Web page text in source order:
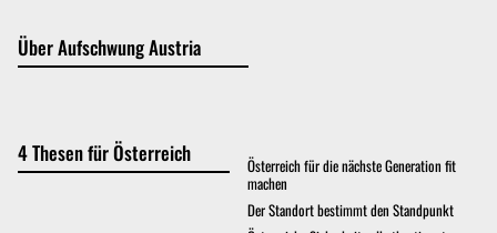
Über Aufschwung Austria
4 Thesen für Österreich
Österreich für die nächste Generation fit
machen
Der Standort bestimmt den Standpunkt